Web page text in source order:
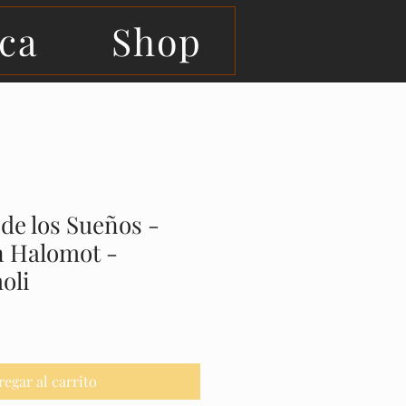
Shop
los Sueños -
Halomot -
al carrito